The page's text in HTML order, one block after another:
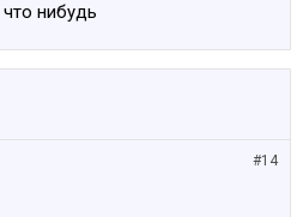
нибудь
#14